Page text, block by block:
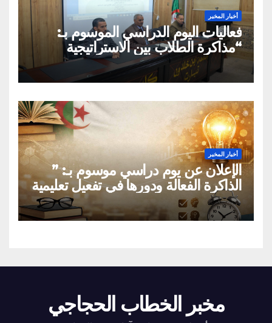
أخبار المخبر
فعاليات اليوم الدراسي الموسوم بـ:
“مذاكرة الطلاب بين الاستراتيجية
العلمية الواعية والتقليد الاعتباطي”
أخبار المخبر
الإعلان عن يوم دراسي موسوم بـ: ”
الذاكرة الفعالة ودورها في تفعيل تعليمية
القراءة السريعة والقراءة التصويرية”
مخبر الخطاب الحجاجي